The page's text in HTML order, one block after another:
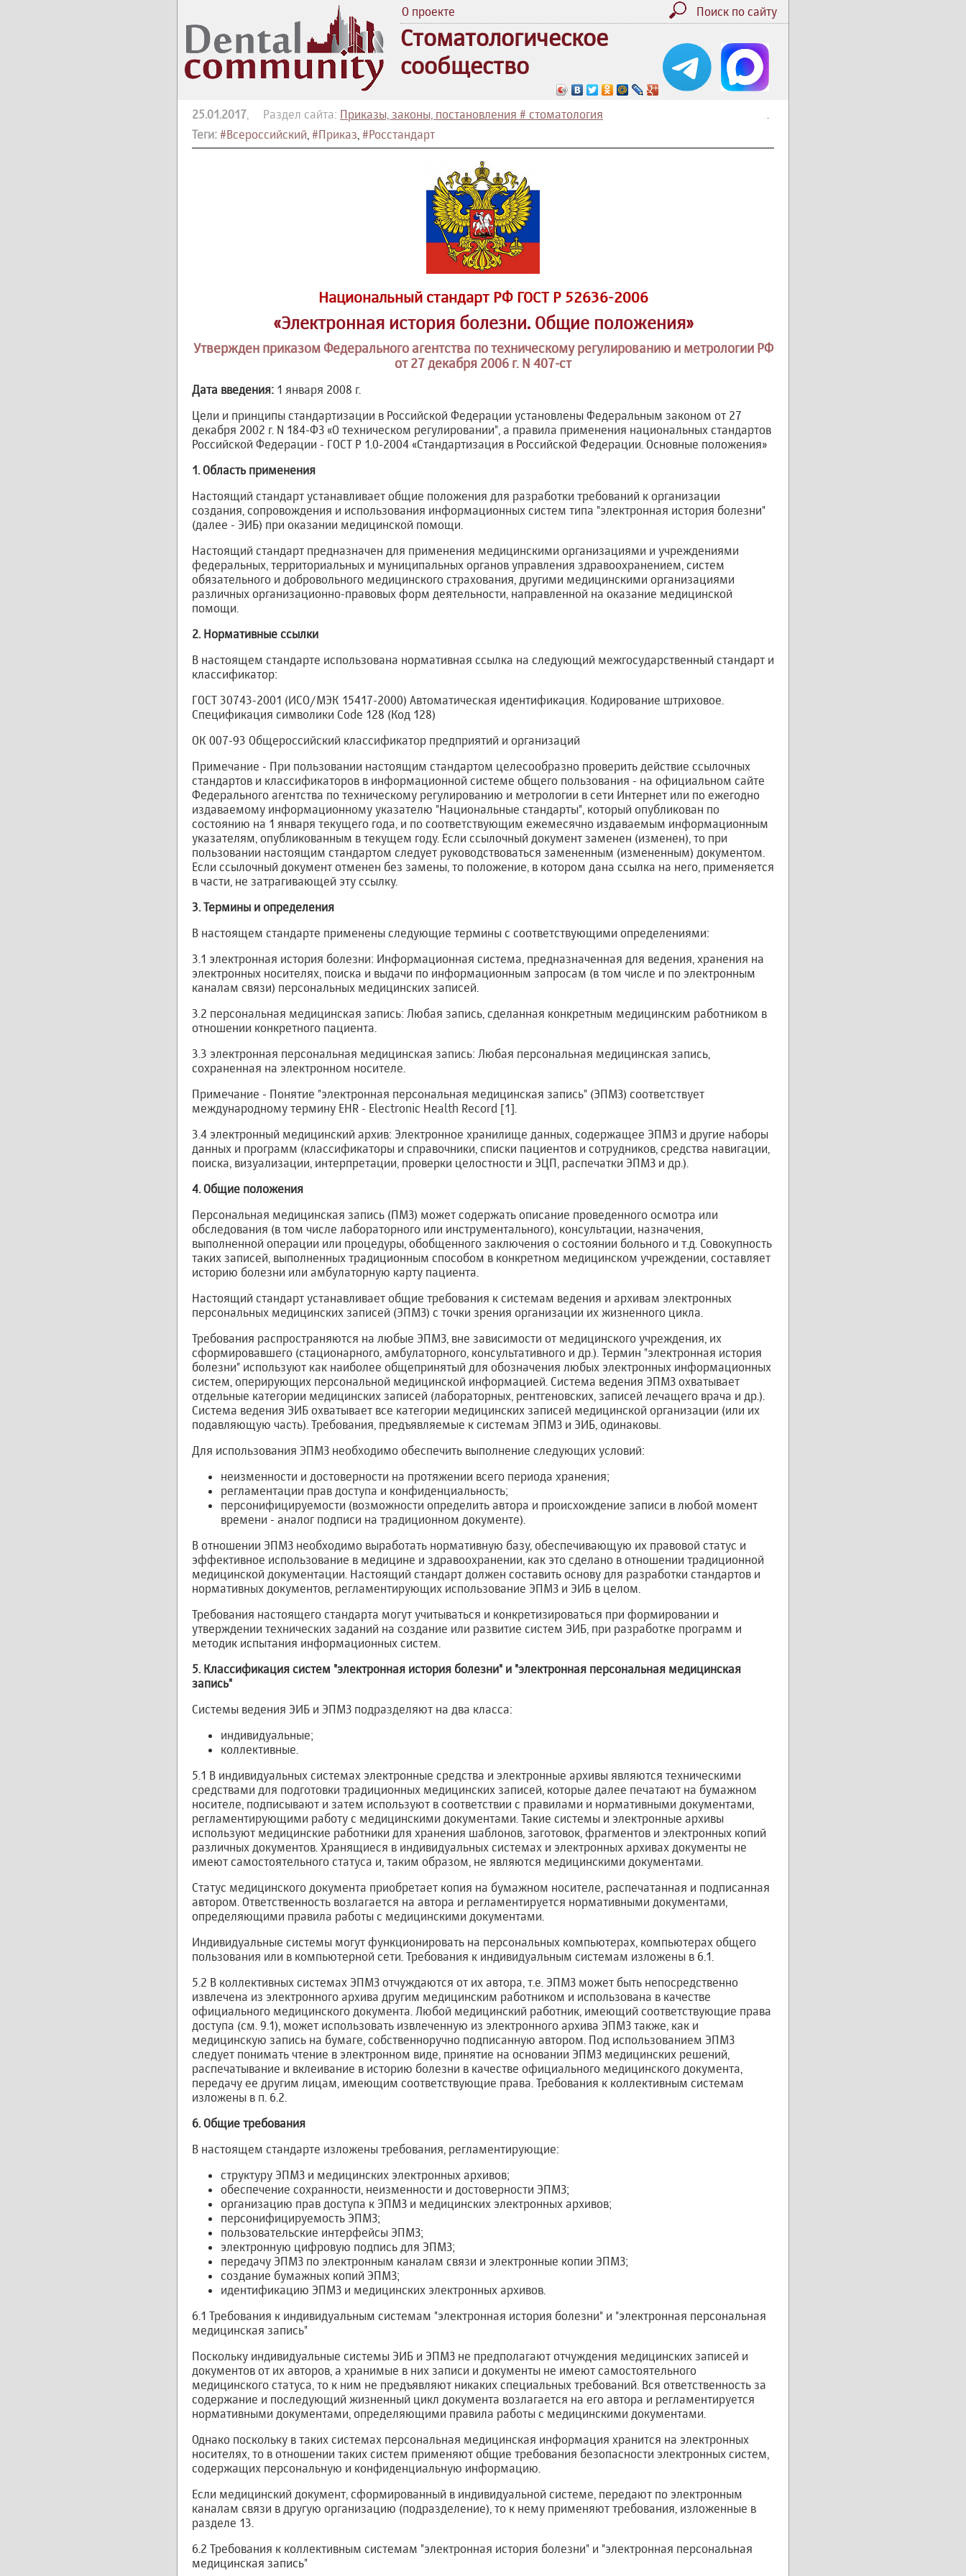
О проекте Поиск по сайту
Стоматологическое
сообщество
.
25.01.2017, Раздел сайта: Приказы, законы, постановления # стоматология
Теги: #Всероссийский, #Приказ, #Росстандарт
Национальный стандарт РФ ГОСТ Р 52636-2006
«Электронная история болезни. Общие положения»
Утвержден приказом Федерального агентства по техническому регулированию и метрологии РФ
от 27 декабря 2006 г. N 407-ст
Дата введения: 1 января 2008 г.
Цели и принципы стандартизации в Российской Федерации установлены Федеральным законом от 27
декабря 2002 г. N 184-ФЗ «О техническом регулировании", а правила применения национальных стандартов
Российской Федерации - ГОСТ Р 1.0-2004 «Стандартизация в Российской Федерации. Основные положения»
1. Область применения
Настоящий стандарт устанавливает общие положения для разработки требований к организации
создания, сопровождения и использования информационных систем типа "электронная история болезни"
(далее - ЭИБ) при оказании медицинской помощи.
Настоящий стандарт предназначен для применения медицинскими организациями и учреждениями
федеральных, территориальных и муниципальных органов управления здравоохранением, систем
обязательного и добровольного медицинского страхования, другими медицинскими организациями
различных организационно-правовых форм деятельности, направленной на оказание медицинской
помощи.
2. Нормативные ссылки
В настоящем стандарте использована нормативная ссылка на следующий межгосударственный стандарт и
классификатор:
ГОСТ 30743-2001 (ИСО/МЭК 15417-2000) Автоматическая идентификация. Кодирование штриховое.
Спецификация символики Code 128 (Код 128)
ОК 007-93 Общероссийский классификатор предприятий и организаций
Примечание - При пользовании настоящим стандартом целесообразно проверить действие ссылочных
стандартов и классификаторов в информационной системе общего пользования - на официальном сайте
Федерального агентства по техническому регулированию и метрологии в сети Интернет или по ежегодно
издаваемому информационному указателю "Национальные стандарты", который опубликован по
состоянию на 1 января текущего года, и по соответствующим ежемесячно издаваемым информационным
указателям, опубликованным в текущем году. Если ссылочный документ заменен (изменен), то при
пользовании настоящим стандартом следует руководствоваться замененным (измененным) документом.
Если ссылочный документ отменен без замены, то положение, в котором дана ссылка на него, применяется
в части, не затрагивающей эту ссылку.
3. Термины и определения
В настоящем стандарте применены следующие термины с соответствующими определениями:
3.1 электронная история болезни: Информационная система, предназначенная для ведения, хранения на
электронных носителях, поиска и выдачи по информационным запросам (в том числе и по электронным
каналам связи) персональных медицинских записей.
3.2 персональная медицинская запись: Любая запись, сделанная конкретным медицинским работником в
отношении конкретного пациента.
3.3 электронная персональная медицинская запись: Любая персональная медицинская запись,
сохраненная на электронном носителе.
Примечание - Понятие "электронная персональная медицинская запись" (ЭПМЗ) соответствует
международному термину EHR - Electronic Health Record [1].
3.4 электронный медицинский архив: Электронное хранилище данных, содержащее ЭПМЗ и другие наборы
данных и программ (классификаторы и справочники, списки пациентов и сотрудников, средства навигации,
поиска, визуализации, интерпретации, проверки целостности и ЭЦП, распечатки ЭПМЗ и др.).
4. Общие положения
Персональная медицинская запись (ПМЗ) может содержать описание проведенного осмотра или
обследования (в том числе лабораторного или инструментального), консультации, назначения,
выполненной операции или процедуры, обобщенного заключения о состоянии больного и т.д. Совокупность
таких записей, выполненных традиционным способом в конкретном медицинском учреждении, составляет
историю болезни или амбулаторную карту пациента.
Настоящий стандарт устанавливает общие требования к системам ведения и архивам электронных
персональных медицинских записей (ЭПМЗ) с точки зрения организации их жизненного цикла.
Требования распространяются на любые ЭПМЗ, вне зависимости от медицинского учреждения, их
сформировавшего (стационарного, амбулаторного, консультативного и др.). Термин "электронная история
болезни" используют как наиболее общепринятый для обозначения любых электронных информационных
систем, оперирующих персональной медицинской информацией. Система ведения ЭПМЗ охватывает
отдельные категории медицинских записей (лабораторных, рентгеновских, записей лечащего врача и др.).
Система ведения ЭИБ охватывает все категории медицинских записей медицинской организации (или их
подавляющую часть). Требования, предъявляемые к системам ЭПМЗ и ЭИБ, одинаковы.
Для использования ЭПМЗ необходимо обеспечить выполнение следующих условий:
неизменности и достоверности на протяжении всего периода хранения;
регламентации прав доступа и конфиденциальность;
персонифицируемости (возможности определить автора и происхождение записи в любой момент
времени - аналог подписи на традиционном документе).
В отношении ЭПМЗ необходимо выработать нормативную базу, обеспечивающую их правовой статус и
эффективное использование в медицине и здравоохранении, как это сделано в отношении традиционной
медицинской документации. Настоящий стандарт должен составить основу для разработки стандартов и
нормативных документов, регламентирующих использование ЭПМЗ и ЭИБ в целом.
Требования настоящего стандарта могут учитываться и конкретизироваться при формировании и
утверждении технических заданий на создание или развитие систем ЭИБ, при разработке программ и
методик испытания информационных систем.
5. Классификация систем "электронная история болезни" и "электронная персональная медицинская
запись"
Системы ведения ЭИБ и ЭПМЗ подразделяют на два класса:
индивидуальные;
коллективные.
5.1 В индивидуальных системах электронные средства и электронные архивы являются техническими
средствами для подготовки традиционных медицинских записей, которые далее печатают на бумажном
носителе, подписывают и затем используют в соответствии с правилами и нормативными документами,
регламентирующими работу с медицинскими документами. Такие системы и электронные архивы
используют медицинские работники для хранения шаблонов, заготовок, фрагментов и электронных копий
различных документов. Хранящиеся в индивидуальных системах и электронных архивах документы не
имеют самостоятельного статуса и, таким образом, не являются медицинскими документами.
Статус медицинского документа приобретает копия на бумажном носителе, распечатанная и подписанная
автором. Ответственность возлагается на автора и регламентируется нормативными документами,
определяющими правила работы с медицинскими документами.
Индивидуальные системы могут функционировать на персональных компьютерах, компьютерах общего
пользования или в компьютерной сети. Требования к индивидуальным системам изложены в 6.1.
5.2 В коллективных системах ЭПМЗ отчуждаются от их автора, т.е. ЭПМЗ может быть непосредственно
извлечена из электронного архива другим медицинским работником и использована в качестве
официального медицинского документа. Любой медицинский работник, имеющий соответствующие права
доступа (см. 9.1), может использовать извлеченную из электронного архива ЭПМЗ также, как и
медицинскую запись на бумаге, собственноручно подписанную автором. Под использованием ЭПМЗ
следует понимать чтение в электронном виде, принятие на основании ЭПМЗ медицинских решений,
распечатывание и вклеивание в историю болезни в качестве официального медицинского документа,
передачу ее другим лицам, имеющим соответствующие права. Требования к коллективным системам
изложены в п. 6.2.
6. Общие требования
В настоящем стандарте изложены требования, регламентирующие:
структуру ЭПМЗ и медицинских электронных архивов;
обеспечение сохранности, неизменности и достоверности ЭПМЗ;
организацию прав доступа к ЭПМЗ и медицинских электронных архивов;
персонифицируемость ЭПМЗ;
пользовательские интерфейсы ЭПМЗ;
электронную цифровую подпись для ЭПМЗ;
передачу ЭПМЗ по электронным каналам связи и электронные копии ЭПМЗ;
создание бумажных копий ЭПМЗ;
идентификацию ЭПМЗ и медицинских электронных архивов.
6.1 Требования к индивидуальным системам "электронная история болезни" и "электронная персональная
медицинская запись"
Поскольку индивидуальные системы ЭИБ и ЭПМЗ не предполагают отчуждения медицинских записей и
документов от их авторов, а хранимые в них записи и документы не имеют самостоятельного
медицинского статуса, то к ним не предъявляют никаких специальных требований. Вся ответственность за
содержание и последующий жизненный цикл документа возлагается на его автора и регламентируется
нормативными документами, определяющими правила работы с медицинскими документами.
Однако поскольку в таких системах персональная медицинская информация хранится на электронных
носителях, то в отношении таких систем применяют общие требования безопасности электронных систем,
содержащих персональную и конфиденциальную информацию.
Если медицинский документ, сформированный в индивидуальной системе, передают по электронным
каналам связи в другую организацию (подразделение), то к нему применяют требования, изложенные в
разделе 13.
6.2 Требования к коллективным системам "электронная история болезни" и "электронная персональная
медицинская запись"